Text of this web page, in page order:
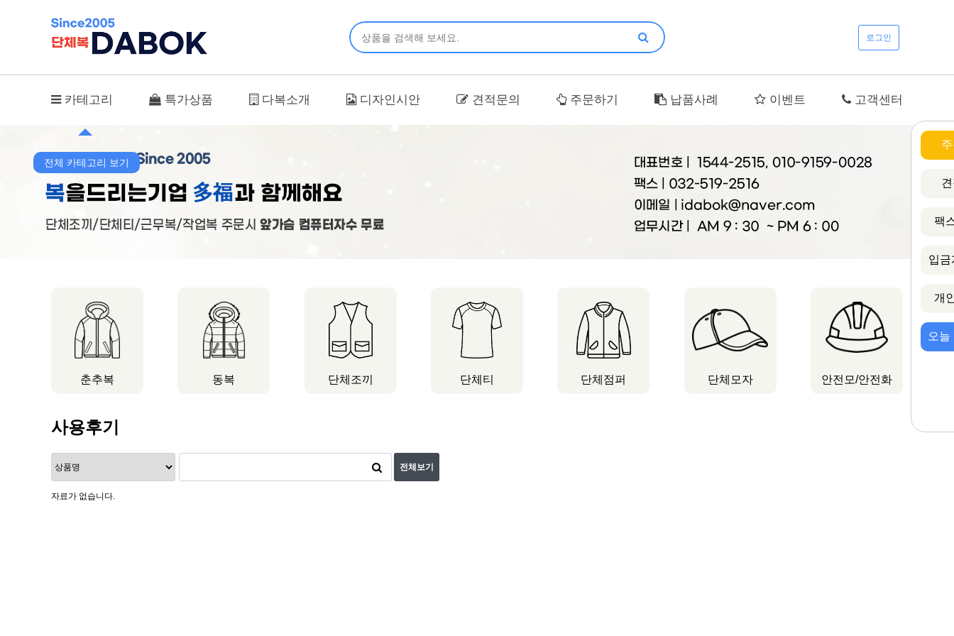
로그인
카테고리 특가상품 다복소개 디자인시안 견적문의 주문하기 납품사례 이벤트 고객센터
전체 카테고리 보기
팩
입금
개
오
춘추복 동복 단체조끼 단체티 단체점퍼 단체모자 안전모/안전화
사용후기
전체보기
자료가 없습니다.